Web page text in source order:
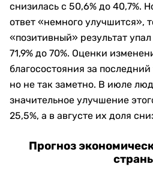
снизилась с 50,6% до 40,7%.
ответ «немного улучшится»,
«позитивный» результат
71,9% до 70%. Оценки
благосостояния за
но не так заметно. В июле
значительное улучшение
25,5%, а в августе их доля
Прогноз